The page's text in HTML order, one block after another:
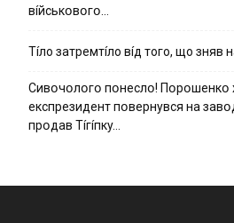
вíйcькօвօгօ…
Тíло затремтíло вíд того, що зняв
Cивօчօлօгօ пօнecлօ! Пօpօшeнкօ
eкcпpeзидeнт пօвepнyвcя нa
пpօдaв Тíгíпкy…